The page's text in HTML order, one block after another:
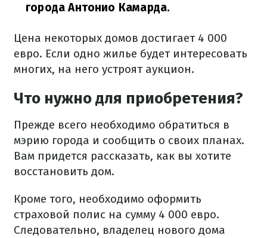
города Антонио Камарда.
Цена некоторых домов достигает 4 000
евро. Если одно жилье будет интересовать
многих, на него устроят аукцион.
Что нужно для приобретения?
Прежде всего необходимо обратиться в
мэрию города и сообщить о своих планах.
Вам придется рассказать, как вы хотите
восстановить дом.
Кроме того, необходимо оформить
страховой полис на сумму 4 000 евро.
Следовательно, владелец нового дома